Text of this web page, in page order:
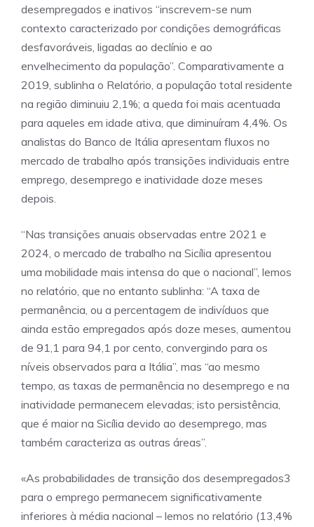
desempregados e inativos “inscrevem-se num
contexto caracterizado por condições demográficas
desfavoráveis, ligadas ao declínio e ao
envelhecimento da população”. Comparativamente a
2019, sublinha o Relatório, a população total residente
na região diminuiu 2,1%; a queda foi mais acentuada
para aqueles em idade ativa, que diminuíram 4,4%. Os
analistas do Banco de Itália apresentam fluxos no
mercado de trabalho após transições individuais entre
emprego, desemprego e inatividade doze meses
depois.
“Nas transições anuais observadas entre 2021 e
2024, o mercado de trabalho na Sicília apresentou
uma mobilidade mais intensa do que o nacional”, lemos
no relatório, que no entanto sublinha: “A taxa de
permanência, ou a percentagem de indivíduos que
ainda estão empregados após doze meses, aumentou
de 91,1 para 94,1 por cento, convergindo para os
níveis observados para a Itália”, mas “ao mesmo
tempo, as taxas de permanência no desemprego e na
inatividade permanecem elevadas; isto persistência,
que é maior na Sicília devido ao desemprego, mas
também caracteriza as outras áreas”.
«As probabilidades de transição dos desempregados3
para o emprego permanecem significativamente
inferiores à média nacional – lemos no relatório (13,4%